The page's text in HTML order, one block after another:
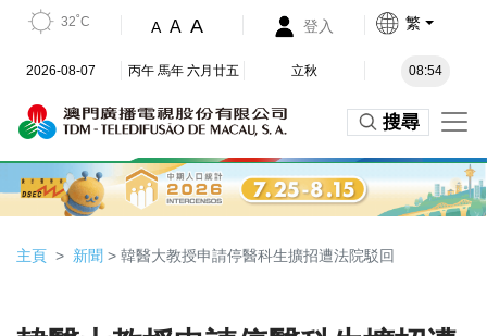
32˚C A A A 登入 繁
2026-08-07 丙午 馬年 六月廿五 立秋 08:54
搜尋
主頁 新聞 > 韓醫大教授申請停醫科生擴招遭法院駁回